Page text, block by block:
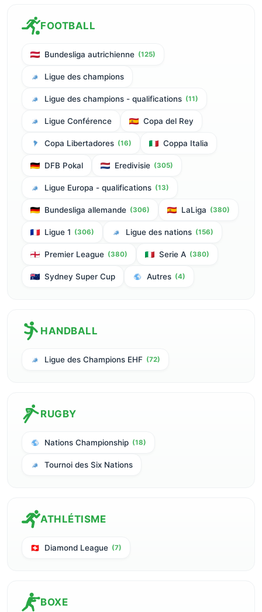
FOOTBALL
Bundesliga autrichienne (125)
Ligue des champions
Ligue des champions - qualifications (11)
Ligue Conférence Copa del Rey
Copa Libertadores (16) Coppa Italia
DFB Pokal Eredivisie (305)
Ligue Europa - qualifications (13)
Bundesliga allemande (306) LaLiga (380)
Ligue 1 (306) Ligue des nations (156)
Premier League (380) Serie A (380)
Sydney Super Cup Autres (4)
HANDBALL
Ligue des Champions EHF (72)
RUGBY
Nations Championship (18)
Tournoi des Six Nations
ATHLÉTISME
Diamond League (7)
BOXE